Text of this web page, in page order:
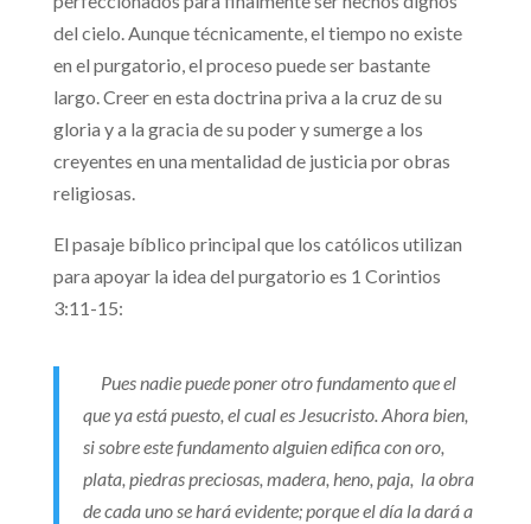
del cielo. Aunque técnicamente, el tiempo no existe
en el purgatorio, el proceso puede ser bastante
largo. Creer en esta doctrina priva a la cruz de su
gloria y a la gracia de su poder y sumerge a los
creyentes en una mentalidad de justicia por obras
religiosas.
El pasaje bíblico principal que los católicos utilizan
para apoyar la idea del purgatorio es 1 Corintios
3:11-15:
Pues nadie puede poner otro fundamento que el
que ya está puesto, el cual es Jesucristo. Ahora bien,
si sobre este fundamento alguien edifica con oro,
plata, piedras preciosas, madera, heno, paja, la obra
de cada uno se hará evidente; porque el día la dará a